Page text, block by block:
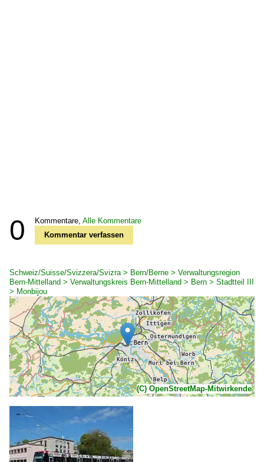
0 Kommentare, Alle Kommentare
Kommentar verfassen
Schweiz/Suisse/Svizzera/Svizra > Bern/Berne > Verwaltungsregion
Bern-Mittelland > Verwaltungskreis Bern-Mittelland > Bern > Stadtteil III
> Monbijou
(C) OpenStreetMap-Mitwirkende